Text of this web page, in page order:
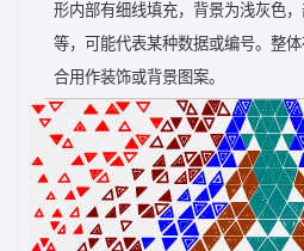
形内部有细线填充，背景为浅灰色
等，可能代表某种数据或编号。整
合用作装饰或背景图案。